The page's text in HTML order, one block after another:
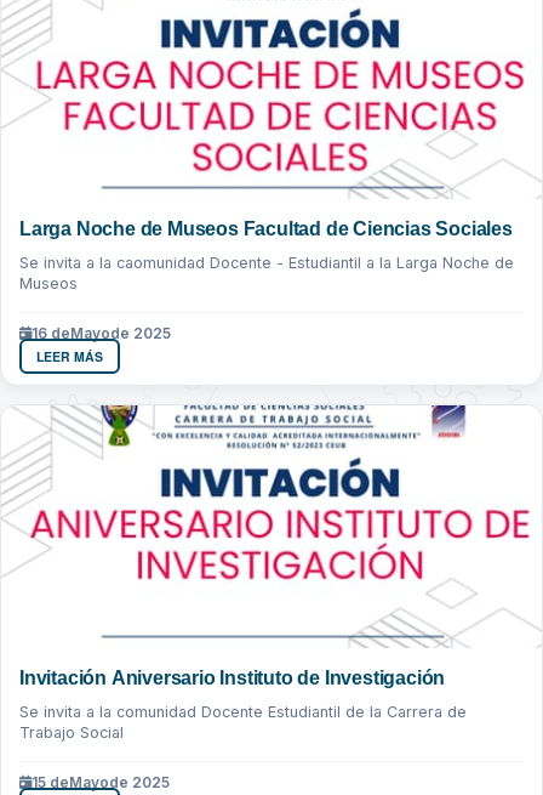
Larga Noche de Museos Facultad de Ciencias Sociales
Se invita a la caomunidad Docente - Estudiantil a la Larga Noche de
Museos
16 deMayode 2025
LEER MÁS
Invitación Aniversario Instituto de Investigación
Se invita a la comunidad Docente Estudiantil de la Carrera de
Trabajo Social
15 deMayode 2025